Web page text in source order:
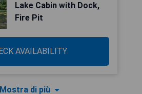
Lake Cabin with Dock,
Fire Pit
AVAILABILITY
Mostra di più